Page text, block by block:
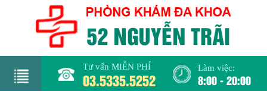
Tư vấn MIỄN PHÍ
03.5335.5252
Làm việc:
8:00 - 20:00